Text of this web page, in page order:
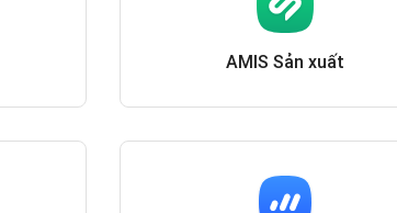
AMIS Sản xuất